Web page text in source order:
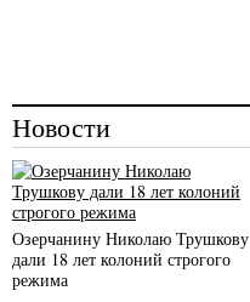
Новости
Озерчанину Николаю Трушкову
дали 18 лет колоний строгого
режима